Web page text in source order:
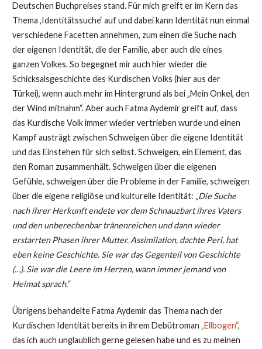
Deutschen Buchpreises stand. Für mich greift er im Kern das
Thema ‚Identitätssuche‘ auf und dabei kann Identität nun einmal
verschiedene Facetten annehmen, zum einen die Suche nach
der eigenen Identität, die der Familie, aber auch die eines
ganzen Volkes. So begegnet mir auch hier wieder die
Schicksalsgeschichte des Kurdischen Volks (hier aus der
Türkei), wenn auch mehr im Hintergrund als bei „Mein Onkel, den
der Wind mitnahm“. Aber auch Fatma Aydemir greift auf, dass
das Kurdische Volk immer wieder vertrieben wurde und einen
Kampf austrägt zwischen Schweigen über die eigene Identität
und das Einstehen für sich selbst. Schweigen, ein Element, das
den Roman zusammenhält. Schweigen über die eigenen
Gefühle, schweigen über die Probleme in der Familie, schweigen
über die eigene religiöse und kulturelle Identität: „Die Suche
nach ihrer Herkunft endete vor dem Schnauzbart ihres Vaters
und den unberechenbar tränenreichen und dann wieder
erstarrten Phasen ihrer Mutter. Assimilation, dachte Peri, hat
eben keine Geschichte. Sie war das Gegenteil von Geschichte
(…). Sie war die Leere im Herzen, wann immer jemand von
Heimat sprach.“
Übrigens behandelte Fatma Aydemir das Thema nach der
Kurdischen Identität bereits in ihrem Debütroman „Ellbogen“,
das ich auch unglaublich gerne gelesen habe und es zu meinen